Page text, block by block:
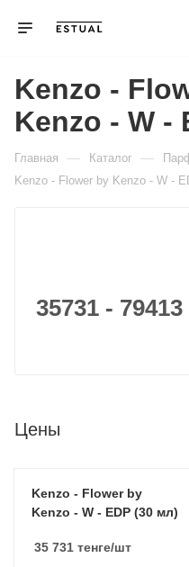
Kenzo -
Kenzo - W -
Главная — Каталог —
Kenzo - Flower by Kenzo - W -
35731 - 79413
Цены
Kenzo - Flower by
Kenzo - W - EDP (30 мл)
35 731 тенге/шт